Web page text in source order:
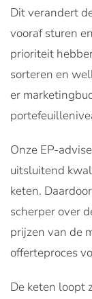
Dit verandert
vooraf sturen
prioriteit
sorteren en
er
Onze EP-
uitsluitend
keten.
scherper over
prijzen van de
offerteproces
De keten loopt